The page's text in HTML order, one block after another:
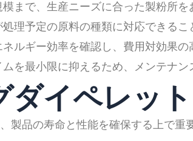
まで、生産ニーズに合った製粉所を
処理予定の原料の種類に対応できる
ネルギー効率を確認し、費用対効果
ムを最小限に抑えるため、メンテナ
ダイペレッ
製品の寿命と性能を確保する上で重